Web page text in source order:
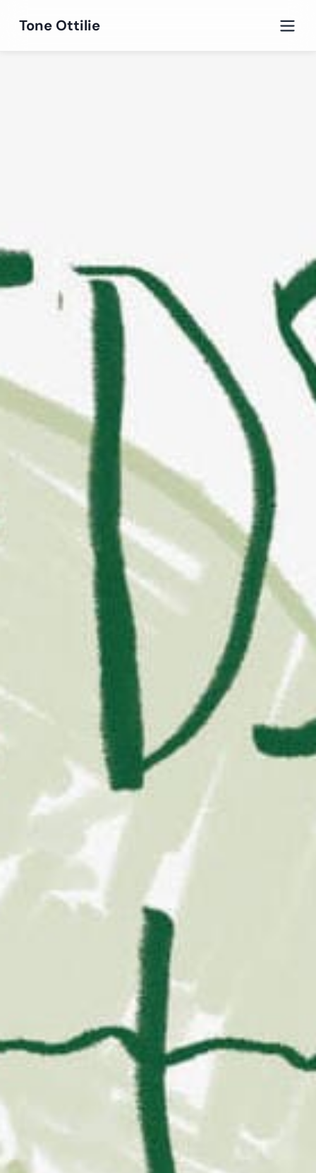
Tone Ottilie